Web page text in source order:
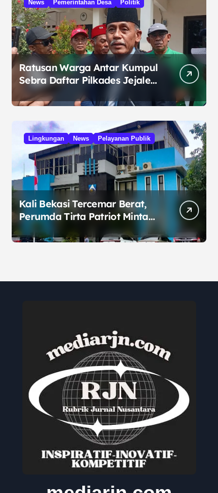
News Pemerintahan Desa Politik
Ratusan Warga Antar Kumpul
Sebra Daftar Pilkades Jejalen
Jaya, Serukan Pemilu Damai
Lingkungan News Pelayanan Publik
Kali Bekasi Tercemar Berat,
Perumda Tirta Patriot Minta
Maaf atas Penurunan Kualitas
Air